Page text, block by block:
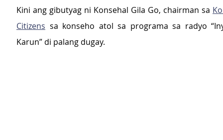
Kini ang gibutyag ni Konsehal Gila Go, chairman sa
Citizens sa konseho atol sa programa sa radyo
Karun” di palang dugay.